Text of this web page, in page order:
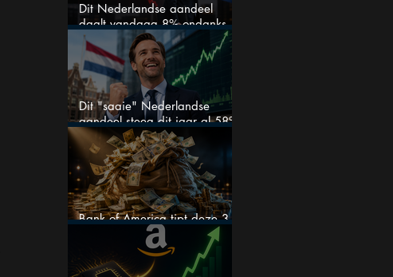
Dit Nederlandse aandeel
daalt vandaag 8% ondanks
zeer sterke halfjaarcijfers en
positieve analistenadviezen:
mooie koopkans?
Dit "saaie" Nederlandse
aandeel steeg dit jaar al 58%
en wordt volgens analisten
onderschat
Bank of America tipt deze 3
chipaandelen